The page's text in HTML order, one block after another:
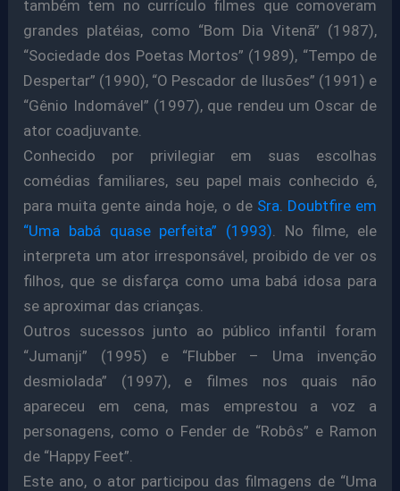
também tem no currículo filmes que comoveram
grandes platéias, como “Bom Dia Vitenã” (1987),
“Sociedade dos Poetas Mortos” (1989), “Tempo de
Despertar” (1990), “O Pescador de Ilusões” (1991) e
“Gênio Indomável” (1997), que rendeu um Oscar de
ator coadjuvante.
Conhecido por privilegiar em suas escolhas
comédias familiares, seu papel mais conhecido é,
para muita gente ainda hoje, o de Sra. Doubtfire em
“Uma babá quase perfeita” (1993) . No filme, ele
interpreta um ator irresponsável, proibido de ver os
filhos, que se disfarça como uma babá idosa para
se aproximar das crianças.
Outros sucessos junto ao público infantil foram
“Jumanji” (1995) e “Flubber – Uma invenção
desmiolada” (1997), e filmes nos quais não
apareceu em cena, mas emprestou a voz a
personagens, como o Fender de “Robôs” e Ramon
de “Happy Feet”.
Este ano, o ator participou das filmagens de “Uma